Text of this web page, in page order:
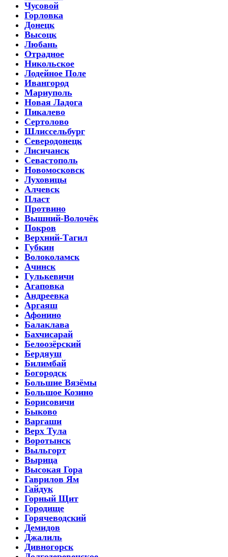
Чусовой
Горловка
Донецк
Высоцк
Любань
Отрадное
Никольское
Лодейное Поле
Ивангород
Мариуполь
Новая Ладога
Пикалево
Сертолово
Шлиссельбург
Северодонецк
Лисичанск
Севастополь
Новомосковск
Луховицы
Алчевск
Пласт
Протвино
Вышний-Волочёк
Покров
Верхний-Тагил
Губкин
Волоколамск
Ачинск
Гулькевичи
Агаповка
Андреевка
Аргаяш
Афонино
Балаклава
Бахчисарай
Белоозёрский
Бердяуш
Билимбай
Богородск
Большие Вязёмы
Большое Козино
Борисовичи
Быково
Варгаши
Верх Тула
Воротынск
Выльгорт
Вырица
Высокая Гора
Гаврилов Ям
Гайдук
Горный Щит
Городище
Горячеводский
Демидов
Джалиль
Дивногорск